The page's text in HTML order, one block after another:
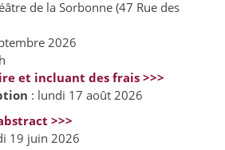
de la Sorbonne (47 Rue des
2026
et incluant des frais >>>
: lundi 17 août 2026
>>>
19 juin 2026